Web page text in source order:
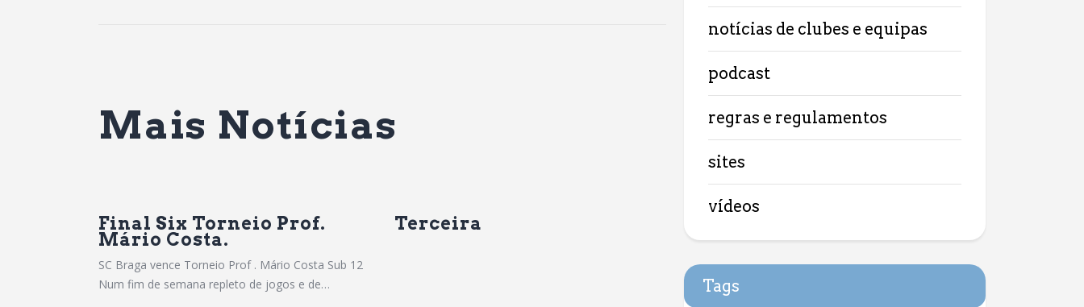
Mais Notícias
Final Six Torneio Prof.
Mário Costa.
SC Braga vence Torneio Prof . Mário Costa Sub 12
Num fim de semana repleto de jogos e de…
Terceira
notícias de clubes e equipas
podcast
regras e regulamentos
sites
vídeos
Tags